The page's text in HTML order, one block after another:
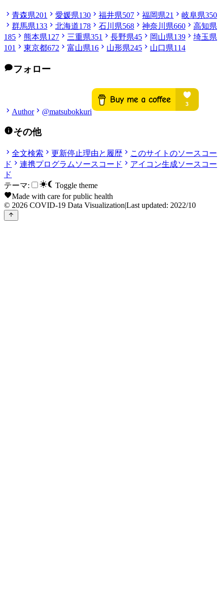
青森県201 愛媛県130 福井県507 福岡県21 岐阜県350
群馬県133 北海道178 石川県568 神奈川県660
高知県
185
熊本県127 三重県351 長野県45 岡山県139
埼玉県
101
東京都672 富山県16 山形県245 山口県114
フォロー
Author @matsubokkuri
その他
全文検索 更新停止理由と履歴
このサイトのソースコー
ド
連携プログラムソースコード
アイコン生成ソースコー
ド
テーマ:
Toggle theme
Made with care for public health
© 2026 COVID-19 Data Visualization|Last updated: 2022/10